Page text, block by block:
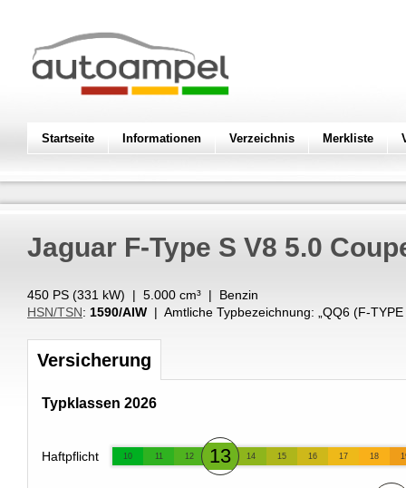
Startseite Informationen Verzeichnis Merkliste
Jaguar F-Type S V8 5.0
450 PS (331 kW) | 5.000 cm³ | Benzin
HSN/TSN: 1590/AIW | Amtliche Typbezeichnung: „ QQ6 (F-TYPE
Versicherung
Typklassen 2026
Haftpflicht 10 11 12 13 14 15 16 17 18